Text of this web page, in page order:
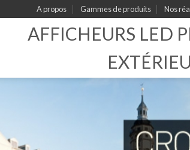
A propos Gammes de produits Nos
AFFICHEURS LED